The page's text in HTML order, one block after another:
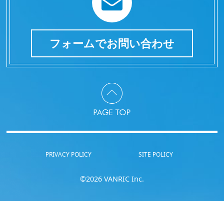
フォームでお問い合わせ
PRIVACY POLICY SITE POLICY
©2026 VANRIC Inc.